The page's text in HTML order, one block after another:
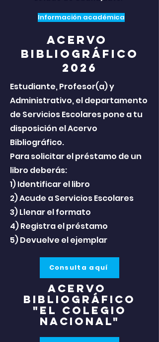
Información académica
acervo
bibliográfico
2026
Estudiante, Profesor(a) y
Administrativo, el departamento
de Servicios Escolares pone a tu
disposición el Acervo
Bibliográfico.
Para solicitar el préstamo de un
libro deberás:
1) Identificar el libro
2) Acude a Servicios Escolares
3) Llenar el formato
4) Registra el préstamo
5) Devuelve el ejemplar
Consulta aquí
acervo
bibliográfico
"El colegio
Nacional"